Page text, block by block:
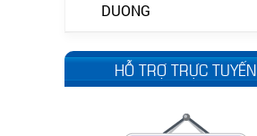
DUONG
HỖ TRỢ TRỰC TUYẾN